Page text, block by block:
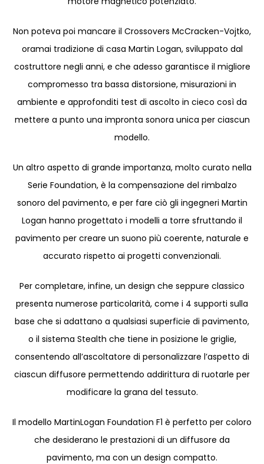
Non poteva poi mancare il Crossovers McCracken-Vojtko,
oramai tradizione di casa Martin Logan, sviluppato dal
costruttore negli anni, e che adesso garantisce il migliore
compromesso tra bassa distorsione, misurazioni in
ambiente e approfonditi test di ascolto in cieco così da
mettere a punto una impronta sonora unica per ciascun
modello.
Un altro aspetto di grande importanza, molto curato nella
Serie Foundation, è la compensazione del rimbalzo
sonoro del pavimento, e per fare ciò gli ingegneri Martin
Logan hanno progettato i modelli a torre sfruttando il
pavimento per creare un suono più coerente, naturale e
accurato rispetto ai progetti convenzionali.
Per completare, infine, un design che seppure classico
presenta numerose particolarità, come i 4 supporti sulla
base che si adattano a qualsiasi superficie di pavimento,
o il sistema Stealth che tiene in posizione le griglie,
consentendo all’ascoltatore di personalizzare l’aspetto di
ciascun diffusore permettendo addirittura di ruotarle per
modificare la grana del tessuto.
Il modello MartinLogan Foundation F1 è perfetto per coloro
che desiderano le prestazioni di un diffusore da
pavimento, ma con un design compatto.